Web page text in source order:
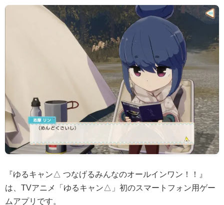
『ゆるキャン△ つなげるみんなのオールインワン！！』
は、TVアニメ「ゆるキャン△」初のスマートフォン用ゲー
ムアプリです。